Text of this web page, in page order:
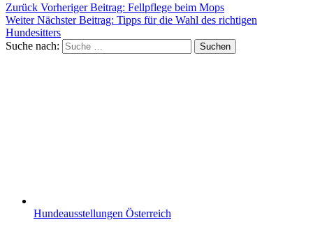
Zurück Vorheriger Beitrag: Fellpflege beim Mops
Weiter Nächster Beitrag: Tipps für die Wahl des richtigen
Hundesitters
Suche nach:
Suchen
Hundeausstellungen Österreich